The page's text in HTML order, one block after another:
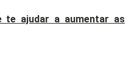
te ajudar a aumentar as